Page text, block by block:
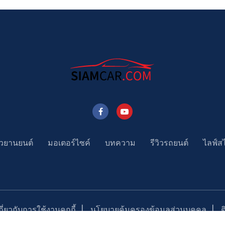
ยานยนต์ มอเตอร์ไซค์ บทความ รีวิวรถยนต์ ไลฟ์ส
ยวกับการใช้งานคุกกี้ นโยบายคุ้มครองข้อมูลส่วนบุคคล